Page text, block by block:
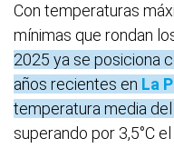
Con temperaturas
mínimas que rondan
2025 ya se posiciona
años recientes en La
temperatura media
superando por 3,5°C